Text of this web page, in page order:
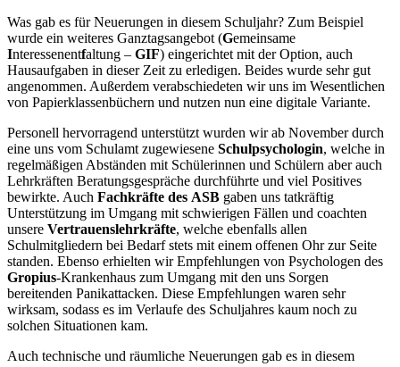
Was gab es für Neuerungen in diesem Schuljahr? Zum Beispiel
wurde ein weiteres Ganztagsangebot (Gemeinsame
Interessenentfaltung – GIF) eingerichtet mit der Option, auch
Hausaufgaben in dieser Zeit zu erledigen. Beides wurde sehr gut
angenommen. Außerdem verabschiedeten wir uns im Wesentlichen
von Papierklassenbüchern und nutzen nun eine digitale Variante.
Personell hervorragend unterstützt wurden wir ab November durch
eine uns vom Schulamt zugewiesene Schulpsychologin, welche in
regelmäßigen Abständen mit Schülerinnen und Schülern aber auch
Lehrkräften Beratungsgespräche durchführte und viel Positives
bewirkte. Auch Fachkräfte des ASB gaben uns tatkräftig
Unterstützung im Umgang mit schwierigen Fällen und coachten
unsere Vertrauenslehrkräfte, welche ebenfalls allen
Schulmitgliedern bei Bedarf stets mit einem offenen Ohr zur Seite
standen. Ebenso erhielten wir Empfehlungen von Psychologen des
Gropius-Krankenhaus zum Umgang mit den uns Sorgen
bereitenden Panikattacken. Diese Empfehlungen waren sehr
wirksam, sodass es im Verlaufe des Schuljahres kaum noch zu
solchen Situationen kam.
Auch technische und räumliche Neuerungen gab es in diesem